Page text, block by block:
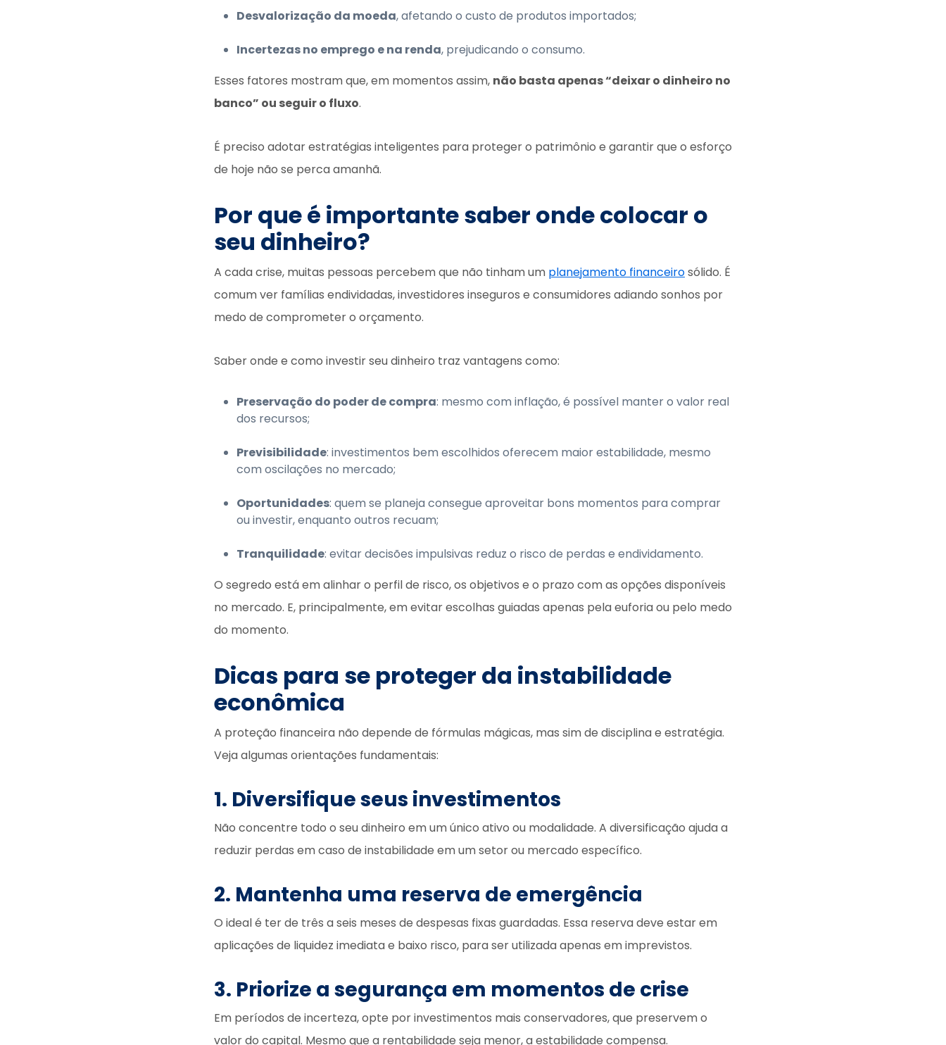
Desvalorização da moeda, afetando o custo de produtos importados;
Incertezas no emprego e na renda, prejudicando o consumo.
Esses fatores mostram que, em momentos assim, não basta apenas “deixar o dinheiro no
banco” ou seguir o fluxo.
É preciso adotar estratégias inteligentes para proteger o patrimônio e garantir que o esforço
de hoje não se perca amanhã.
Por que é importante saber onde colocar o
seu dinheiro?
A cada crise, muitas pessoas percebem que não tinham um planejamento financeirosólido. É
comum ver famílias endividadas, investidores inseguros e consumidores adiando sonhos por
medo de comprometer o orçamento.
Saber onde e como investir seu dinheiro traz vantagens como:
Preservação do poder de compra: mesmo com inflação, é possível manter o valor real
dos recursos;
Previsibilidade: investimentos bem escolhidos oferecem maior estabilidade, mesmo
com oscilações no mercado;
Oportunidades: quem se planeja consegue aproveitar bons momentos para comprar
ou investir, enquanto outros recuam;
Tranquilidade: evitar decisões impulsivas reduz o risco de perdas e endividamento.
O segredo está em alinhar o perfil de risco, os objetivos e o prazo com as opções disponíveis
no mercado. E, principalmente, em evitar escolhas guiadas apenas pela euforia ou pelo medo
do momento.
Dicas para se proteger da instabilidade
econômica
A proteção financeira não depende de fórmulas mágicas, mas sim de disciplina e estratégia.
Veja algumas orientações fundamentais:
1. Diversifique seus investimentos
Não concentre todo o seu dinheiro em um único ativo ou modalidade. A diversificação ajuda a
reduzir perdas em caso de instabilidade em um setor ou mercado específico.
2. Mantenha uma reserva de emergência
O ideal é ter de três a seis meses de despesas fixas guardadas. Essa reserva deve estar em
aplicações de liquidez imediata e baixo risco, para ser utilizada apenas em imprevistos.
3. Priorize a segurança em momentos de crise
Em períodos de incerteza, opte por investimentos mais conservadores, que preservem o
valor do capital. Mesmo que a rentabilidade seja menor, a estabilidade compensa.